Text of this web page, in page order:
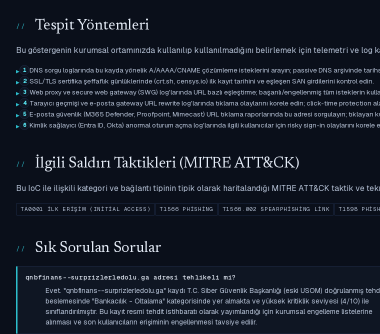
Tespit Yöntemleri
Bu göstergenin kurumsal ortamınızda kullanılıp kullanılmadığını belirlemek için telemetri ve
1 DNS sorgu loglarında bu kayda yönelik A/AAAA/CNAME çözümleme isteklerini arayın; passive DNS arşivinde
2 SSL/TLS sertifika şeffaflık günlüklerinde (crt.sh, censys.io) ilk kayıt tarihini ve eşleşen SAN girdilerini kontrol edin.
3 Web proxy ve secure web gateway (SWG) log'larında URL bazlı eşleştirme; başarılı/engellenmiş tüm isteklerin
4 Tarayıcı geçmişi ve e-posta gateway URL rewrite log'larında tıklama olaylarını korele edin; click-time protection
5 E-posta güvenlik (M365 Defender, Proofpoint, Mimecast) URL tıklama raporlarında bu adresi sorgulayın; tıklayan
6 Kimlik sağlayıcı (Entra ID, Okta) anormal oturum açma log'larında ilgili kullanıcılar için risky sign-in olaylarını korele
İlgili Saldırı Taktikleri (MITRE ATT&CK)
Bu IoC ile ilişkili kategori ve bağlantı tipinin tipik olarak haritalandığı MITRE ATT&CK taktik ve
TA0001 İLK ERIŞIM (INITIAL ACCESS) T1566 PHISHING T1566.002 SPEARPHISHING LINK T1598
Sık Sorulan Sorular
qnbfinans--surprizlerledolu.ga adresi tehlikeli mi?
Evet. "qnbfinans--surprizlerledolu.ga" kaydı T.C. Siber Güvenlik Başkanlığı (eski USOM) doğrulanmış
beslemesinde "Bankacılık - Oltalama" kategorisinde yer almakta ve yüksek kritiklik seviyesi (4/10) ile
sınıflandırılmıştır. Bu kayıt resmi tehdit istihbaratı olarak yayımlandığı için kurumsal engelleme listelerine
alınması ve son kullanıcıların erişiminin engellenmesi tavsiye edilir.